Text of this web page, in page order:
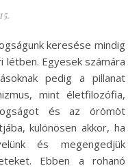
Egyesek számára
pedig a pillanat
mint életfilozófia,
és az örömöt
különösen akkor, ha
és megengedjük
Ebben a rohanó